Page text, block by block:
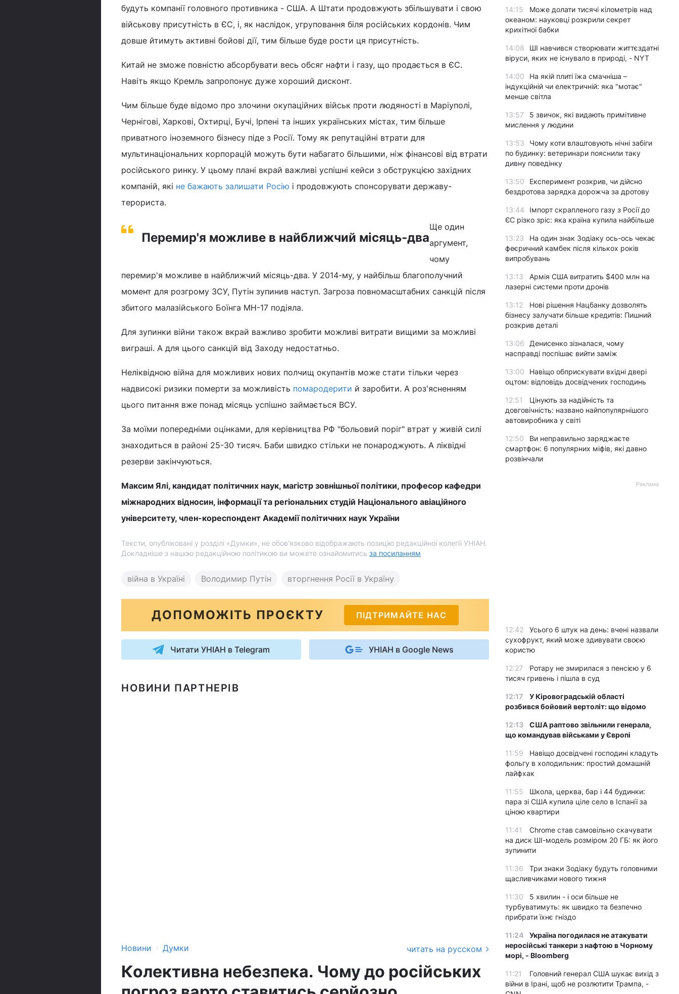
будуть компанії головного противника - США. А Штати продовжують збільшувати і свою
військову присутність в ЄС, і, як наслідок, угруповання біля російських кордонів. Чим
довше йтимуть активні бойові дії, тим більше буде рости ця присутність.
Китай не зможе повністю абсорбувати весь обсяг нафти і газу, що продається в ЄС.
Навіть якщо Кремль запропонує дуже хороший дисконт.
Чим більше буде відомо про злочини окупаційних військ проти людяності в Маріуполі,
Чернігові, Харкові, Охтирці, Бучі, Ірпені та інших українських містах, тим більше
приватного іноземного бізнесу піде з Росії. Тому як репутаційні втрати для
мультинаціональних корпорацій можуть бути набагато більшими, ніж фінансові від втрати
російського ринку. У цьому плані вкрай важливі успішні кейси з обструкцією західних
компаній, які не бажають залишати Росію і продовжують спонсорувати державу-
терориста.
Перемир'я можливе в найближчий місяць-два
Ще один
аргумент,
чому
перемир'я можливе в найближчий місяць-два. У 2014-му, у найбільш благополучний
момент для розгрому ЗСУ, Путін зупинив наступ. Загроза повномасштабних санкцій після
збитого малазійського Боїнга МН-17 подіяла.
Для зупинки війни також вкрай важливо зробити можливі витрати вищими за можливі
виграші. А для цього санкцій від Заходу недостатньо.
Неліквідною війна для можливих нових полчищ окупантів може стати тільки через
надвисокі ризики померти за можливість помародерити й заробити. А роз'ясненням
цього питання вже понад місяць успішно займається ВСУ.
За моїми попередніми оцінками, для керівництва РФ "больовий поріг" втрат у живій силі
знаходиться в районі 25-30 тисяч. Баби швидко стільки не понароджують. А ліквідні
резерви закінчуються.
Максим Ялі, кандидат політичних наук, магістр зовнішньої політики, професор кафедри
міжнародних відносин, інформації та регіональних студій Національного авіаційного
університету, член-кореспондент Академії політичних наук України
Тексти, опубліковані у розділі «Думки», не обов’язково відображають позицію редакційної колегії УНІАН.
Докладніше з нашою редакційною політикою ви можете ознайомитись за посиланням
війна в Україні Володимир Путін вторгнення Росії в Україну
ДОПОМОЖІТЬ ПРОЄКТУ ПІДТРИМАЙТЕ НАС
Читати УНІАН в Telegram УНІАН в Google News
НОВИНИ ПАРТНЕРІВ
Новини › Думки читать на русском
Колективна небезпека. Чому до російських
14:15
Може долати тисячі кілометрів над
океаном: науковці розкрили секрет
крихітної бабки
14:08
ШІ навчився створювати життєздатні
віруси, яких не існувало в природі, - NYT
14:00
На якій плиті їжа смачніша –
індукційній чи електричній: яка "мотає"
менше світла
13:57
5 звичок, які видають примітивне
мислення у людини
13:53
Чому коти влаштовують нічні забіги
по будинку: ветеринари пояснили таку
дивну поведінку
13:50
Експеримент розкрив, чи дійсно
бездротова зарядка дорожча за дротову
13:44
Імпорт скрапленого газу з Росії до
ЄС різко зріс: яка країна купила найбільше
13:23
На один знак Зодіаку ось-ось чекає
феєричний камбек після кількох років
випробувань
13:13
Армія США витратить $400 млн на
лазерні системи проти дронів
13:12
Нові рішення Нацбанку дозволять
бізнесу залучати більше кредитів: Пишний
розкрив деталі
13:06
Денисенко зізналася, чому
насправді поспішає вийти заміж
13:00
Навіщо обприскувати вхідні двері
оцтом: відповідь досвідчених господинь
12:51
Цінують за надійність та
довговічність: названо найпопулярнішого
автовиробника у світі
12:50
Ви неправильно заряджаєте
смартфон: 6 популярних міфів, які давно
розвінчали
Реклама
12:42
Усього 6 штук на день: вчені назвали
сухофрукт, який може здивувати своєю
користю
12:27
Ротару не змирилася з пенсією у 6
тисяч гривень і пішла в суд
12:17
У Кіровоградській області
розбився бойовий вертоліт: що відомо
12:13
США раптово звільнили генерала,
що командував військами у Європі
11:59
Навіщо досвідчені господині кладуть
фольгу в холодильник: простий домашній
лайфхак
11:55
Школа, церква, бар і 44 будинки:
пара зі США купила ціле село в Іспанії за
ціною квартири
11:41
Chrome став самовільно скачувати
на диск ШІ-модель розміром 20 ГБ: як його
зупинити
11:36
Три знаки Зодіаку будуть головними
щасливчиками нового тижня
11:30
5 хвилин - і оси більше не
турбуватимуть: як швидко та безпечно
прибрати їхнє гніздо
11:24
Україна погодилася не атакувати
неросійські танкери з нафтою в Чорному
морі, - Bloomberg
11:21
Головний генерал США шукає вихід з
війни в Ірані, щоб не розлютити Трампа, -